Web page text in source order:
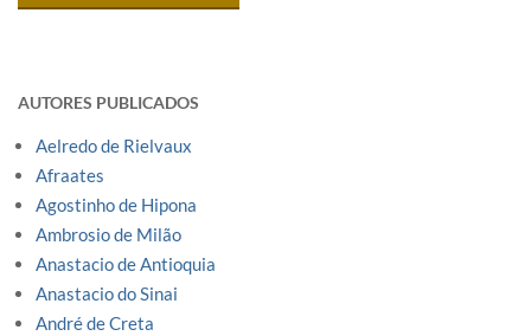
AUTORES PUBLICADOS
Aelredo de Rielvaux
Afraates
Agostinho de Hipona
Ambrosio de Milão
Anastacio de Antioquia
Anastacio do Sinai
André de Creta